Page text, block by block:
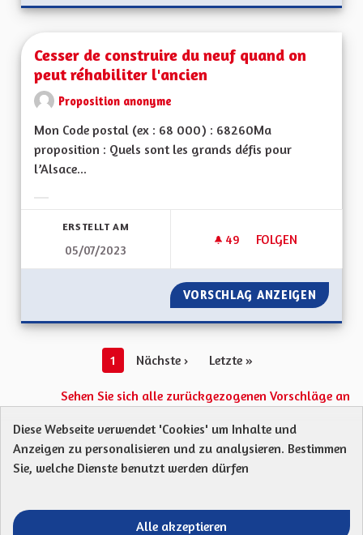
Cesser de construire du neuf quand on
peut réhabiliter l'ancien
Proposition anonyme
Mon Code postal (ex : 68 000) : 68260Ma
proposition : Quels sont les grands défis pour
l’Alsace...
ERSTELLT AM
05/07/2023
49 49 FOLLOWER
FOLGEN
CESSER DE
VORSCHLAG ANZEIGEN
1 Nächste › Letzte »
Sehen Sie sich alle zurückgezogenen Vorschläge an
Protection des Données
Charte de contribution
Mentions légales
Was sind Gremien?
Standardtitel für initiatives
Open Data Dateien herunterladen
Diese Webseite verwendet 'Cookies' um Inhalte und
Anzeigen zu personalisieren und zu analysieren. Bestimmen
Sie, welche Dienste benutzt werden dürfen
Alle akzeptieren